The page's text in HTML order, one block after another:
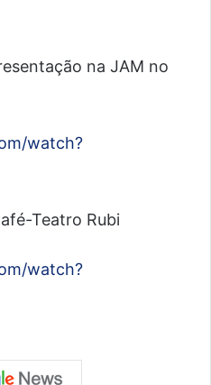
na JAM no
watch?
Teatro Rubi
watch?